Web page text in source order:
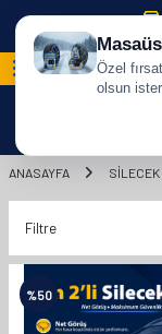
ANASAYFA
Filtre
%50